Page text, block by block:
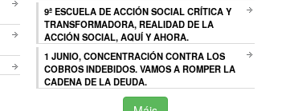
9ª ESCUELA DE ACCIÓN SOCIAL CRÍTICA Y
TRANSFORMADORA, REALIDAD DE LA
ACCIÓN SOCIAL, AQUÍ Y AHORA.
1 JUNIO, CONCENTRACIÓN CONTRA LOS
COBROS INDEBIDOS. VAMOS A ROMPER LA
CADENA DE LA DEUDA.